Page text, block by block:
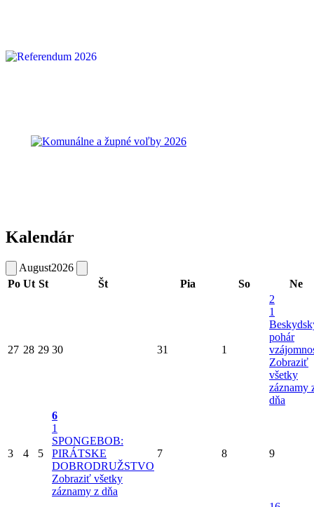
Kalendár
August2026
Po Ut St Št Pia So Ne
27 28 29 30 31 1
2
1
pohár
Zobraziť
všetky
záznamy
dňa
3 4 5
6
1
SPONGEBOB:
PIRÁTSKE
DOBRODRUŽSTVO
Zobraziť všetky
záznamy z dňa
7 8 9